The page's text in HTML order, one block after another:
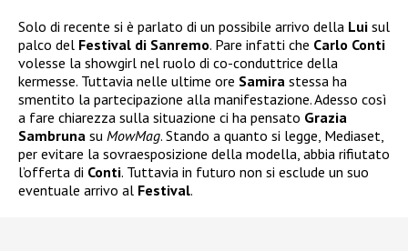
Solo di recente si è parlato di un possibile arrivo della Lui sul
palco del Festival di Sanremo. Pare infatti che Carlo Conti
volesse la showgirl nel ruolo di co-conduttrice della
kermesse. Tuttavia nelle ultime ore Samira stessa ha
smentito la partecipazione alla manifestazione. Adesso così
a fare chiarezza sulla situazione ci ha pensato Grazia
Sambruna su MowMag. Stando a quanto si legge, Mediaset,
per evitare la sovraesposizione della modella, abbia rifiutato
l’offerta di Conti. Tuttavia in futuro non si esclude un suo
eventuale arrivo al Festival.